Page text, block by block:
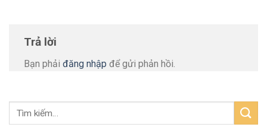
Trả lời
Bạn phải đăng nhập để gửi phản hồi.